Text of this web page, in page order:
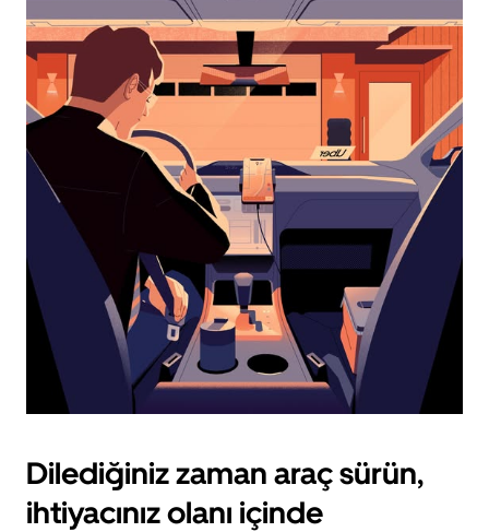
aşağı
ok
tuşuna
basın.
Takvimi
kapatmak
için
escape
tuşuna
basın.
Dilediğiniz zaman araç sürün,
ihtiyacınız olanı içinde